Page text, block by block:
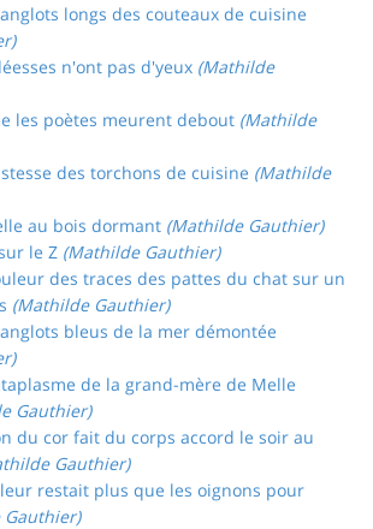
longs des couteaux de cuisine
n'ont pas d'yeux (Mathilde
les poètes meurent debout (Mathilde
des torchons de cuisine (Mathilde
au bois dormant (Mathilde Gauthier)
le Z (Mathilde Gauthier)
des traces des pattes du chat sur un
(Mathilde Gauthier)
bleus de la mer démontée
de la grand-mère de Melle
Gauthier)
du cor fait du corps accord le soir au
Gauthier)
restait plus que les oignons pour